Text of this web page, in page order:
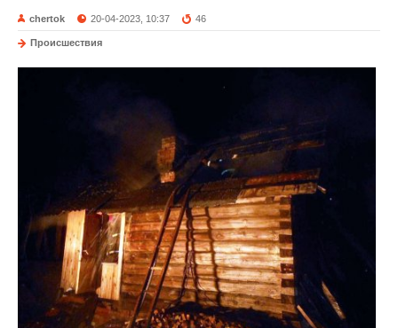
chertok 20-04-2023, 10:37 46
Происшествия